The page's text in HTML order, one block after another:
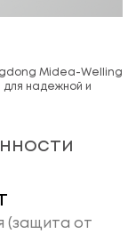
для надежной и
(защита от